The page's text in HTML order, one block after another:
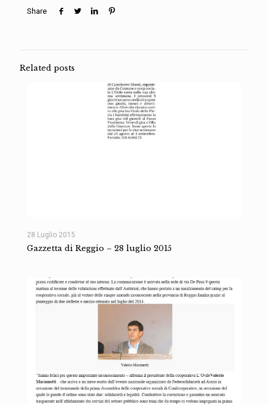
Share
Related posts
28 Luglio 2015
Gazzetta di Reggio – 28 luglio 2015